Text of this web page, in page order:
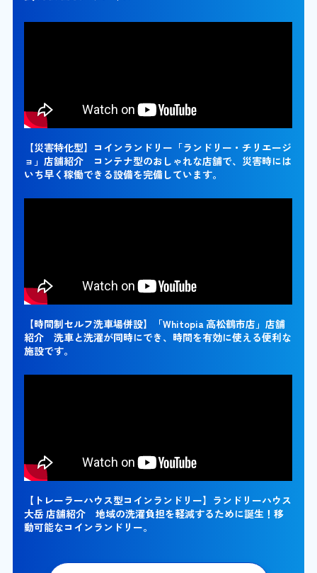
【災害特化型】コインランドリー「ランドリー・チリエージ
ョ」店舗紹介 コンテナ型のおしゃれな店舗で、災害時には
いち早く稼働できる設備を完備しています。
【時間制セルフ洗車場併設】「Whitopia 高松鶴市店」店舗
紹介 洗車と洗濯が同時にでき、時間を有効に使える便利な
施設です。
【トレーラーハウス型コインランドリー】ランドリーハウス
大岳 店舗紹介 地域の洗濯負担を軽減するために誕生！移
動可能なコインランドリー。